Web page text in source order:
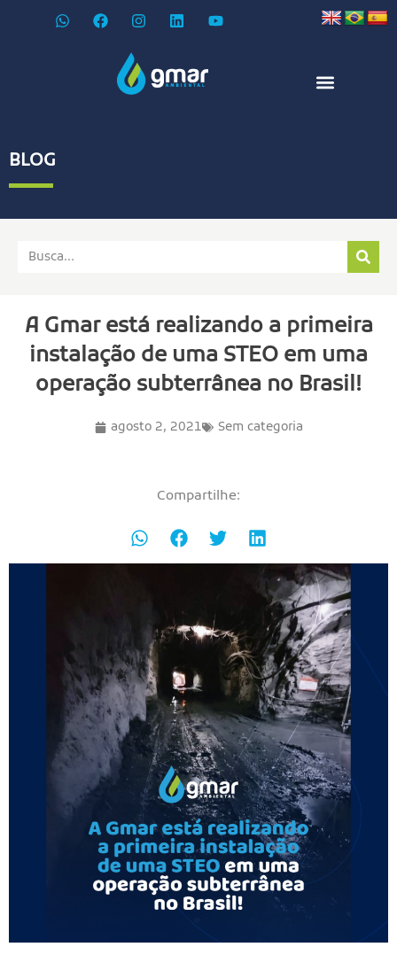
BLOG
A Gmar está realizando a primeira
instalação de uma STEO em uma
operação subterrânea no Brasil!
agosto 2, 2021 Sem categoria
Compartilhe: